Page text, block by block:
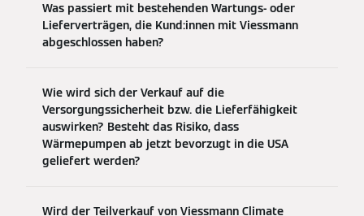
Was passiert mit bestehenden Wartungs- oder
Lieferverträgen, die Kund:innen mit Viessmann
abgeschlossen haben?
Wie wird sich der Verkauf auf die
Versorgungssicherheit bzw. die Lieferfähigkeit
auswirken? Besteht das Risiko, dass
Wärmepumpen ab jetzt bevorzugt in die USA
geliefert werden?
Wird der Teilverkauf von Viessmann Climate